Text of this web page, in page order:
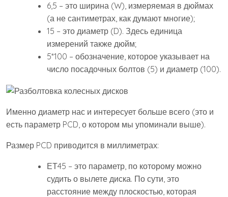
6,5 – это ширина (W), измеряемая в дюймах
(а не сантиметрах, как думают многие);
15 – это диаметр (D). Здесь единица
измерений также дюйм;
5*100 – обозначение, которое указывает на
число посадочных болтов (5) и диаметр (100).
Именно диаметр нас и интересует больше всего (это и
есть параметр PCD, о котором мы упоминали выше).
Размер PCD приводится в миллиметрах:
ЕТ45 – это параметр, по которому можно
судить о вылете диска. По сути, это
расстояние между плоскостью, которая